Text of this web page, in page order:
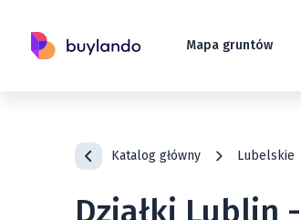
Mapa gruntów
Katalog główny Lubelskie
Działki Lublin